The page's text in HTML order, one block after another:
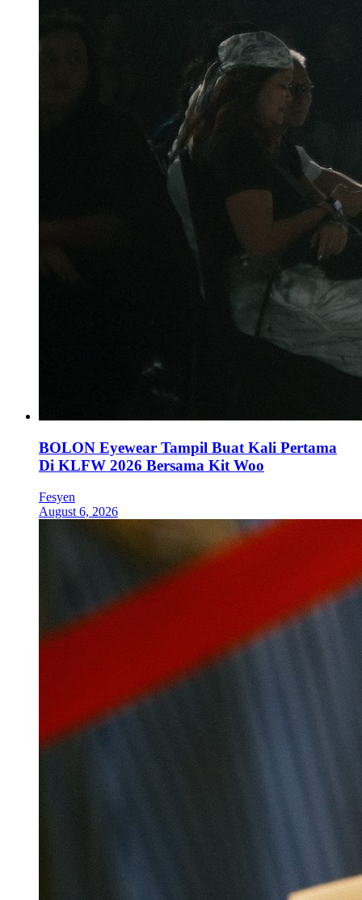
BOLON Eyewear Tampil Buat Kali Pertama
Di KLFW 2026 Bersama Kit Woo
Fesyen
August 6, 2026